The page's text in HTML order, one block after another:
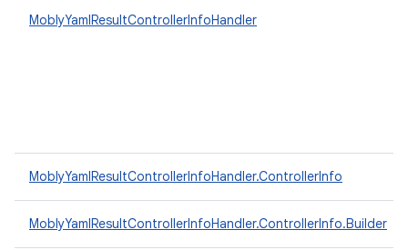
MoblyYamlResultControllerInfoHandler
MoblyYamlResultControllerInfoHandler.ControllerInfo
MoblyYamlResultControllerInfoHandler.ControllerInfo.Builder